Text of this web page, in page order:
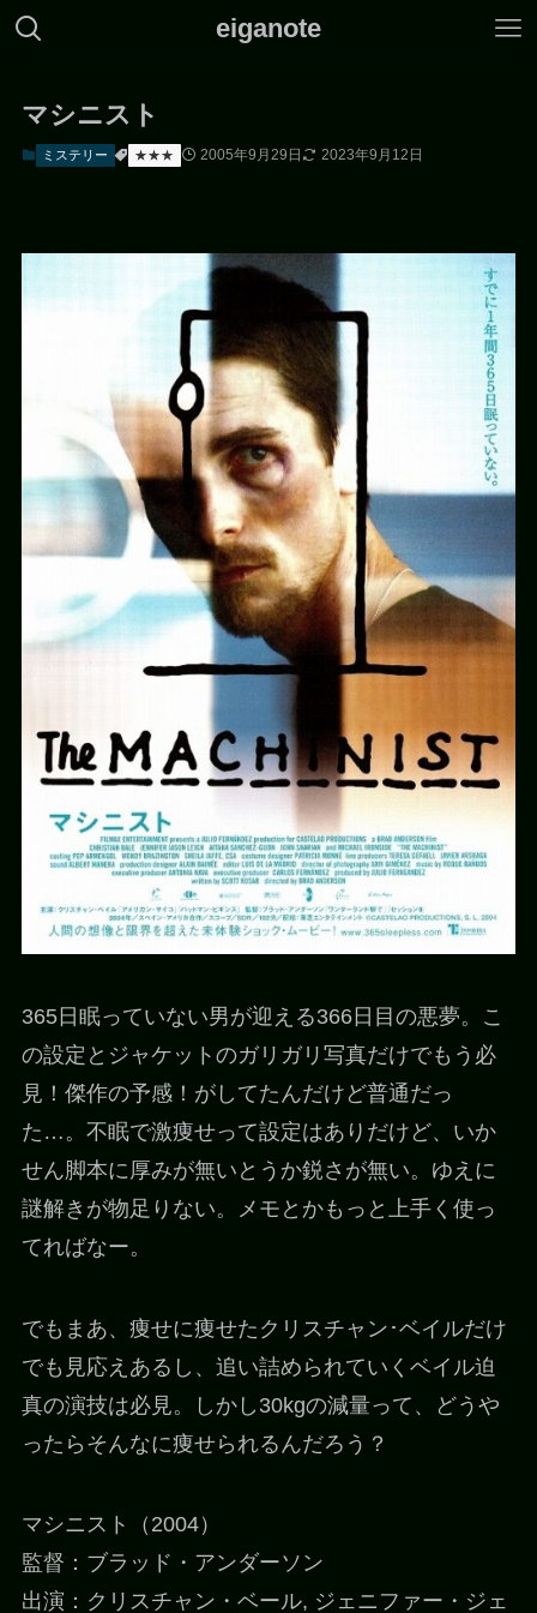
eiganote
マシニスト
ミステリー ★★★ 2005年9月29日 2023年9月12日
365日眠っていない男が迎える366日目の悪夢。こ
の設定とジャケットのガリガリ写真だけでもう必
見！傑作の予感！がしてたんだけど普通だっ
た…。不眠で激痩せって設定はありだけど、いか
せん脚本に厚みが無いとうか鋭さが無い。ゆえに
謎解きが物足りない。メモとかもっと上手く使っ
てればなー。
でもまあ、痩せに痩せたクリスチャン･ベイルだけ
でも見応えあるし、追い詰められていくベイル迫
真の演技は必見。しかし30kgの減量って、どうや
ったらそんなに痩せられるんだろう？
マシニスト（2004）
監督：ブラッド・アンダーソン
出演：クリスチャン・ベール, ジェニファー・ジェ